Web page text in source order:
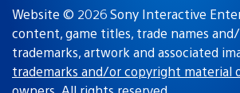
Website © 2026 Sony Interactive
content, game titles, trade names
trademarks, artwork and associated
trademarks and/or copyright material